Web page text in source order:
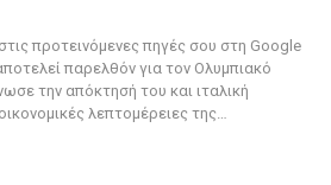
προτεινόμενες πηγές σου στη Google
παρελθόν για τον Ολυμπιακό
την απόκτησή του και ιταλική
λεπτομέρειες της…